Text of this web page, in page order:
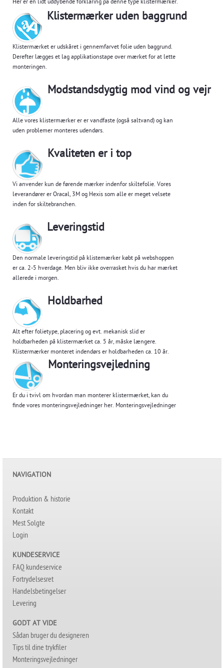
Her er en lidt uddybende forklaring på denne type klistermærker.
Klistermærker uden baggrund
Klistermærket er udskåret i gennemfarvet folie uden baggrund.
Derefter lægges et lag applikationstape over mærket for at lette
monteringen.
Modstandsdygtig mod vind og vejr
Alle vores klistermærker er er vandfaste (også saltvand) og kan
uden problemer monteres udendørs.
Kvaliteten er i top
Vi anvender kun de førende mærker indenfor skiltefolie. Vores
leverandører er Oracal, 3M og Hexis som alle er meget velsete
inden for skiltebranchen.
Leveringstid
Den normale leveringstid på klistemærker købt på webshoppen
er ca. 2-5 hverdage. Men bliv ikke overrasket hvis du har mærket
allerede i morgen.
Holdbarhed
Alt efter folietype, placering og evt. mekanisk slid er
holdbarheden på klistermærket ca. 5 år, måske længere.
Klistermærker monteret indendørs er holdbarheden ca. 10 år.
Monteringsvejledning
Er du i tvivl om hvordan man monterer klistermærket, kan du
finde vores monteringsvejledninger her. Monteringsvejledninger
NAVIGATION
Produktion & historie
Kontakt
Mest Solgte
Login
KUNDESERVICE
FAQ kundeservice
Fortrydelsesret
Handelsbetingelser
Levering
GODT AT VIDE
Sådan bruger du designeren
Tips til dine trykfiler
Monteringsvejledninger